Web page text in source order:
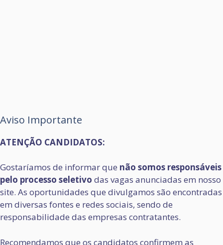
Aviso Importante
ATENÇÃO CANDIDATOS:
Gostaríamos de informar que não somos responsáveis
pelo processo seletivo das vagas anunciadas em nosso
site. As oportunidades que divulgamos são encontradas
em diversas fontes e redes sociais, sendo de
responsabilidade das empresas contratantes.
Recomendamos que os candidatos confirmem as